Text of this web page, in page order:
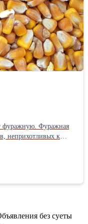
фуражную. Фуражная
неприхотливых к
используется в
жиров. Содержание
70%. Фуражная
и мелкогобез суеты